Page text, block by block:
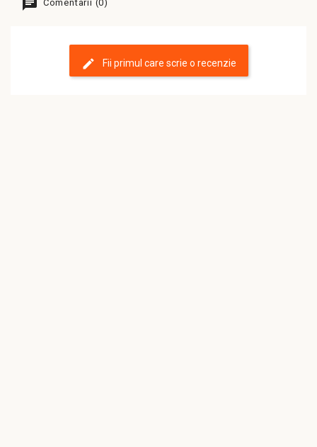
Comentarii (0)
Fii primul care scrie o recenzie